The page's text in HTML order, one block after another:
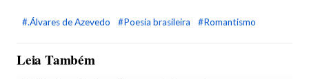
#.Álvares de Azevedo #Poesia brasileira #Romantismo
Leia Também